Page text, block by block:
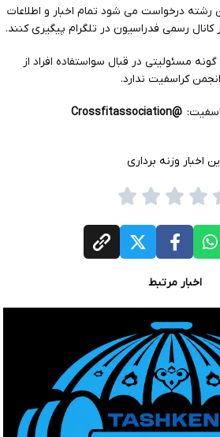
رشته درخواست می شود تمام اخبار و اطلاعات
رسمی فدراسیون در تلگرام پیگیری کنند.
مسئولیتی در قبال سواستفاده افراد از
کراسفیت ندارد.
@Crossfitassociation
اخبار وزنه برداری
اخبار مرتبط